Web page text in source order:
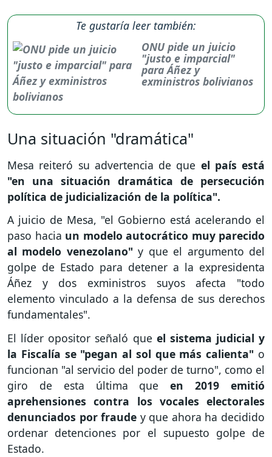
Te gustaría leer también:
ONU pide un juicio
"justo e imparcial"
para Áñez y
exministros bolivianos
Una situación "dramática"
Mesa reiteró su advertencia de que el país está
"en una situación dramática de persecución
política de judicialización de la política".
A juicio de Mesa, "el Gobierno está acelerando el
paso hacia un modelo autocrático muy parecido
al modelo venezolano"y que el argumento del
golpe de Estado para detener a la expresidenta
Áñez y dos exministros suyos afecta "todo
elemento vinculado a la defensa de sus derechos
fundamentales".
El líder opositor señaló que el sistema judicial y
la Fiscalía se "pegan al sol que más calienta" o
funcionan "al servicio del poder de turno", como el
giro de esta última queen 2019 emitió
aprehensiones contra los vocales electorales
denunciados por fraude y que ahora ha decidido
ordenar detenciones por el supuesto golpe de
Estado.